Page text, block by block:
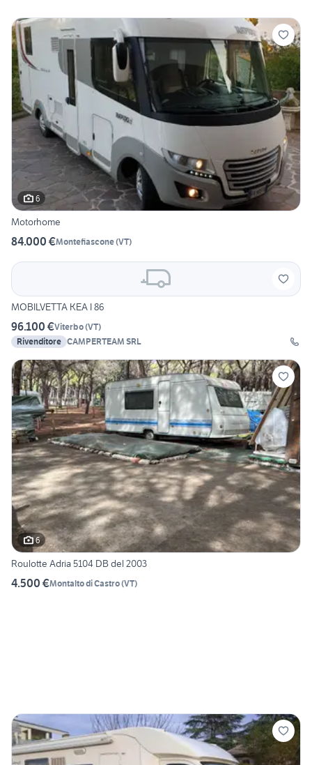
6
Motorhome
84.000 €Montefiascone(VT)
MOBILVETTA KEA I 86
96.100 €Viterbo(VT)
Rivenditore CAMPERTEAM SRL
6
Roulotte Adria 5104 DB del 2003
4.500 €Montalto di Castro(VT)